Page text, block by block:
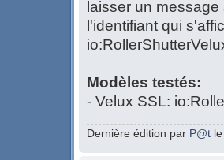
laisser un
l'identifiant qui
Modèles testés:
- Velux SSL:
Dernière édition par P@t